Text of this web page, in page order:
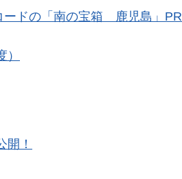
ドの「南の宝箱 鹿児島」PR
！